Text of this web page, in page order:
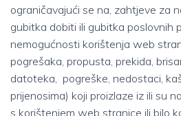
ograničavajući se na, zahtjeve za
gubitka dobiti ili gubitka poslovnih
nemogućnosti korištenja web
pogrešaka, propusta, prekida,
datoteka, pogreške, nedostaci,
prijenosima) koji proizlaze iz ili su
s korištenjem web stranice ili bilo